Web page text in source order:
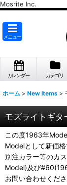
Mosrite Inc.
メニュー
カレンダー カテゴリ
ホーム > New Items >
モズライトギタ
この度1963年
Modelとして新価格
別注カラー等のカ
Model)及び
お問い合わせくださ